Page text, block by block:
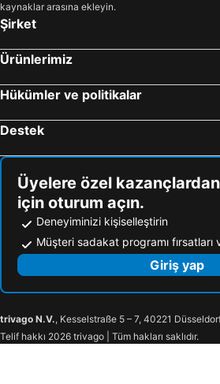
kaynaklar arasına ekleyin.
Şirket
Ürünlerimiz
Hükümler ve politikalar
Destek
Üyelere özel
için oturum açın.
Deneyiminizi kişiselleştirin
Müşteri sadakat programı fırsatları
Giriş yap
trivago N.V., Kesselstraße 5 – 7, 40221
Telif hakkı 2026 trivago | Tüm hakları saklıdır.